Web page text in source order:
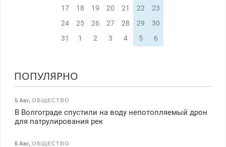
17
18 19 20 21 22
23
24
25 26 27 28 29
30
31
1 2 3 4 5 6
ПОПУЛЯРНО
5 Авг, ОБЩЕСТВО
В Волгограде спустили на воду непотопляемый дрон
для патрулирования рек
6 Авг, ОБЩЕСТВО